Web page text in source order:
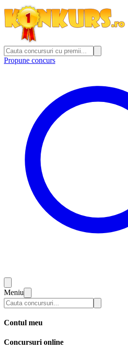
Propune concurs
Meniu
Contul meu
Concursuri online